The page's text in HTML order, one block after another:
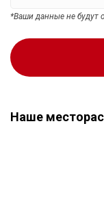
*Ваши данные не будут
Наше